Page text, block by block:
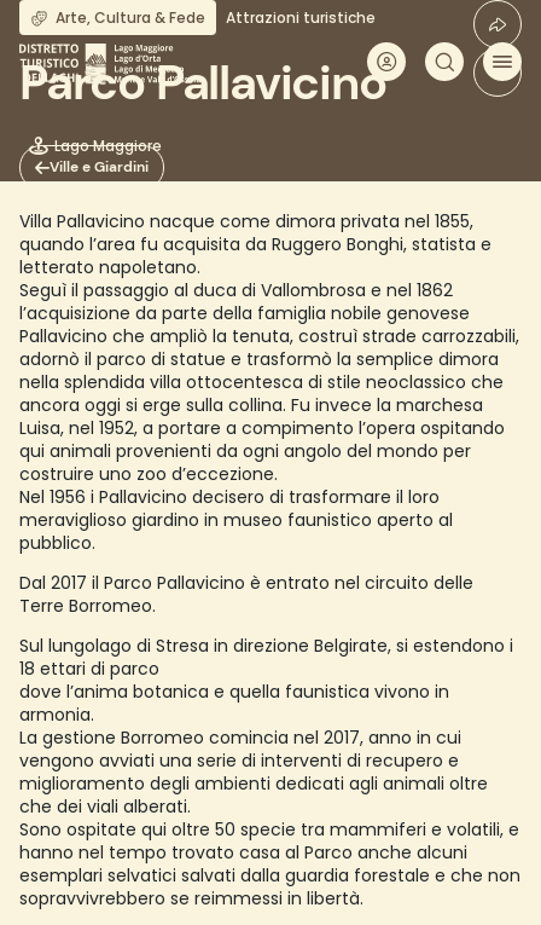
Salta
contenuto
principale
Ville e Giardini
Arte, Cultura & Fede Attrazioni turistiche
Parco Pallavicino
Lago Maggiore
Villa Pallavicino nacque come dimora privata nel 1855,
quando l’area fu acquisita da Ruggero Bonghi, statista e
letterato napoletano.
Seguì il passaggio al duca di Vallombrosa e nel 1862
l’acquisizione da parte della famiglia nobile genovese
Pallavicino che ampliò la tenuta, costruì strade carrozzabili,
adornò il parco di statue e trasformò la semplice dimora
nella splendida villa ottocentesca di stile neoclassico che
ancora oggi si erge sulla collina. Fu invece la marchesa
Luisa, nel 1952, a portare a compimento l’opera ospitando
qui animali provenienti da ogni angolo del mondo per
costruire uno zoo d’eccezione.
Nel 1956 i Pallavicino decisero di trasformare il loro
meraviglioso giardino in museo faunistico aperto al
pubblico.
Dal 2017 il Parco Pallavicino è entrato nel circuito delle
Terre Borromeo.
Sul lungolago di Stresa in direzione Belgirate, si estendono i
18 ettari di parco
dove l’anima botanica e quella faunistica vivono in
armonia.
La gestione Borromeo comincia nel 2017, anno in cui
vengono avviati una serie di interventi di recupero e
miglioramento degli ambienti dedicati agli animali oltre
che dei viali alberati.
Sono ospitate qui oltre 50 specie tra mammiferi e volatili, e
hanno nel tempo trovato casa al Parco anche alcuni
esemplari selvatici salvati dalla guardia forestale e che non
sopravvivrebbero se reimmessi in libertà.